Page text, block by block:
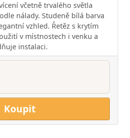
včetně trvalého světla
nálady. Studeně bílá barva
vzhled. Řetěz s krytím
v místnostech i venku a
instalaci.
Koupit